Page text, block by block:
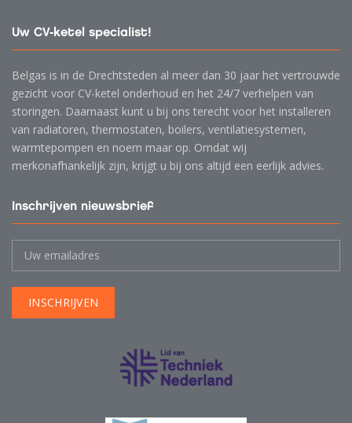
Uw CV-ketel specialist!
Belgas is in de Drechtsteden al meer dan 30 jaar het vertrouwde
gezicht voor CV-ketel onderhoud en het 24/7 verhelpen van
storingen. Daarnaast kunt u bij ons terecht voor het installeren
van radiatoren, thermostaten, boilers, ventilatiesystemen,
warmtepompen en noem maar op. Omdat wij
merkonafhankelijk zijn, krijgt u bij ons altijd een eerlijk advies.
Inschrijven nieuwsbrief